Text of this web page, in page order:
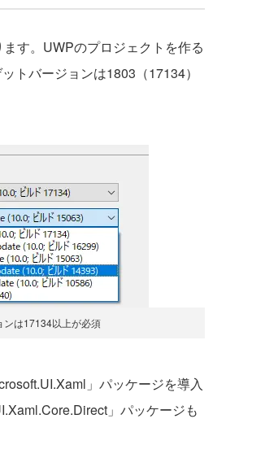
す。UWPのプロジェクトを作る
トバージョンは1803（17134）
ンは17134以上が必須
」パッケージを導入
」パッケージも